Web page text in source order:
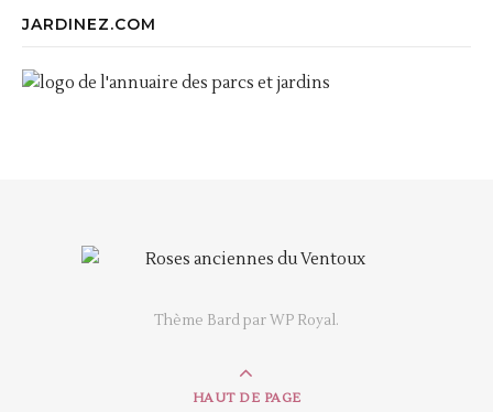
JARDINEZ.COM
Thème Bard parWP Royal.
HAUT DE PAGE